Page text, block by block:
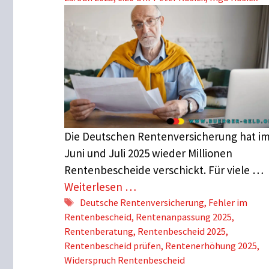
Die Deutschen Rentenversicherung hat
Juni und Juli 2025 wieder Millionen
Rentenbescheide verschickt. Für viele …
Weiterlesen …
Schlagwörter
Deutsche Rentenversicherung, Fehler im
Rentenbescheid, Rentenanpassung 2025,
Rentenberatung, Rentenbescheid 2025,
Rentenbescheid prüfen, Rentenerhöhung 2025,
Widerspruch Rentenbescheid